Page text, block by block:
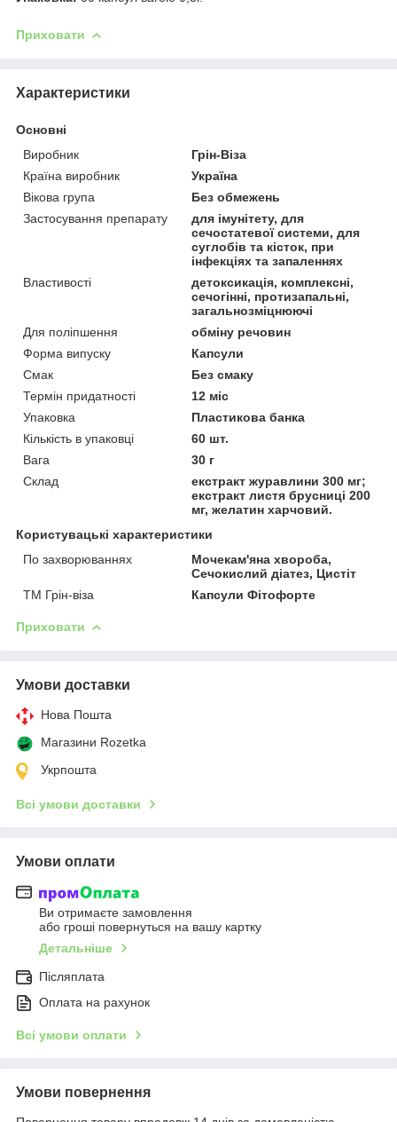
Приховати
Характеристики
Основні
Виробник
Грін-Віза
Країна виробник
Україна
Вікова група
Без обмежень
Застосування препарату
для імунітету, для
сечостатевої системи, для
суглобів та кісток, при
інфекціях та запаленнях
Властивості
детоксикація, комплексні,
сечогінні, протизапальні,
загальнозміцнюючі
Для поліпшення
обміну речовин
Форма випуску
Капсули
Смак
Без смаку
Термін придатності
12 міс
Упаковка
Пластикова банка
Кількість в упаковці
60 шт.
Вага
30 г
Склад
екстракт журавлини 300 мг;
екстракт листя брусниці 200
мг, желатин харчовий.
Користувацькі характеристики
По захворюваннях
Мочекам'яна хвороба,
Сечокислий діатез, Цистіт
ТМ Грін-віза
Капсули Фітофорте
Приховати
Умови доставки
Нова Пошта
Магазини Rozetka
Укрпошта
Всі умови доставки
Умови оплати
Ви отримаєте замовлення
або гроші повернуться на вашу картку
Детальніше
Післяплата
Оплата на рахунок
Всі умови оплати
Умови повернення